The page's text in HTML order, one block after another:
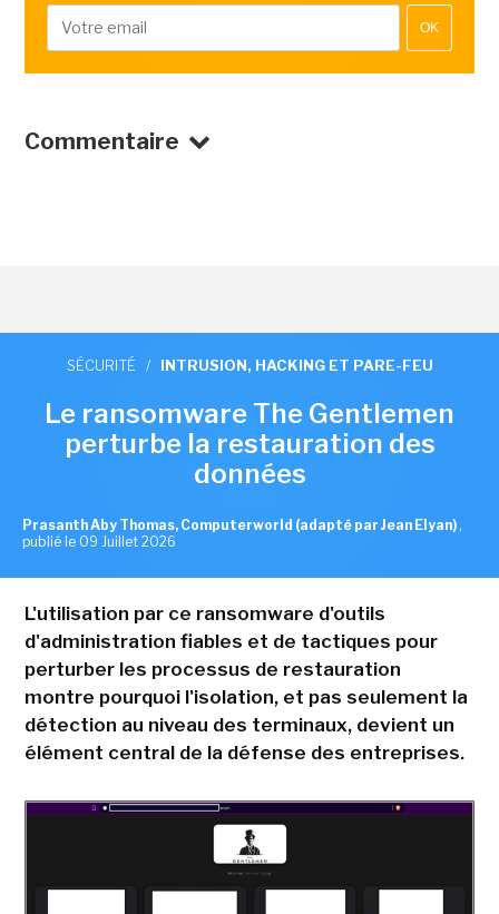
OK
Commentaire
SÉCURITÉ / INTRUSION, HACKING ET PARE-FEU
Le ransomware The Gentlemen
perturbe la restauration des
données
Prasanth Aby Thomas, Computerworld (adapté par Jean Elyan) ,
publié le 09 Juillet 2026
L'utilisation par ce ransomware d'outils
d'administration fiables et de tactiques pour
perturber les processus de restauration
montre pourquoi l'isolation, et pas seulement la
détection au niveau des terminaux, devient un
élément central de la défense des entreprises.